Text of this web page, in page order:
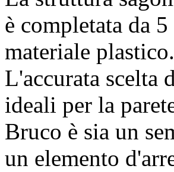
è completata da
materiale plastico.
L'accurata scelta
ideali per la
Bruco è sia un
un elemento